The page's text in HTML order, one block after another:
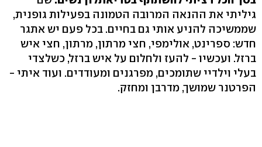
גיליתי את ההנאה המרובה הטמונה בפעילות גופנית,
שממשיכה להניע אותי גם בחיים. בכל פעם יש אתגר
חדש: ספרינט, אולימפי, חצי מרתון, מרתון, חצי איש
ברזל. ועכשיו - להעז ולחלום על איש ברזל, כשלצדי
בעלי וילדיי שתומכים, מפרגנים ומעודדים. ועוד איתי -
הפרטנר שמושך, מדרבן ומחזק.